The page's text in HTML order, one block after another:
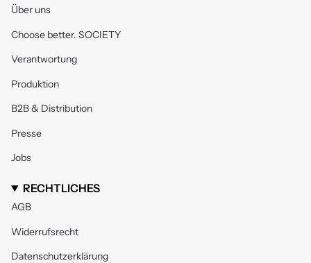
Über uns
Choose better. SOCIETY
Verantwortung
Produktion
B2B & Distribution
Presse
Jobs
RECHTLICHES
AGB
Widerrufsrecht
Datenschutzerklärung